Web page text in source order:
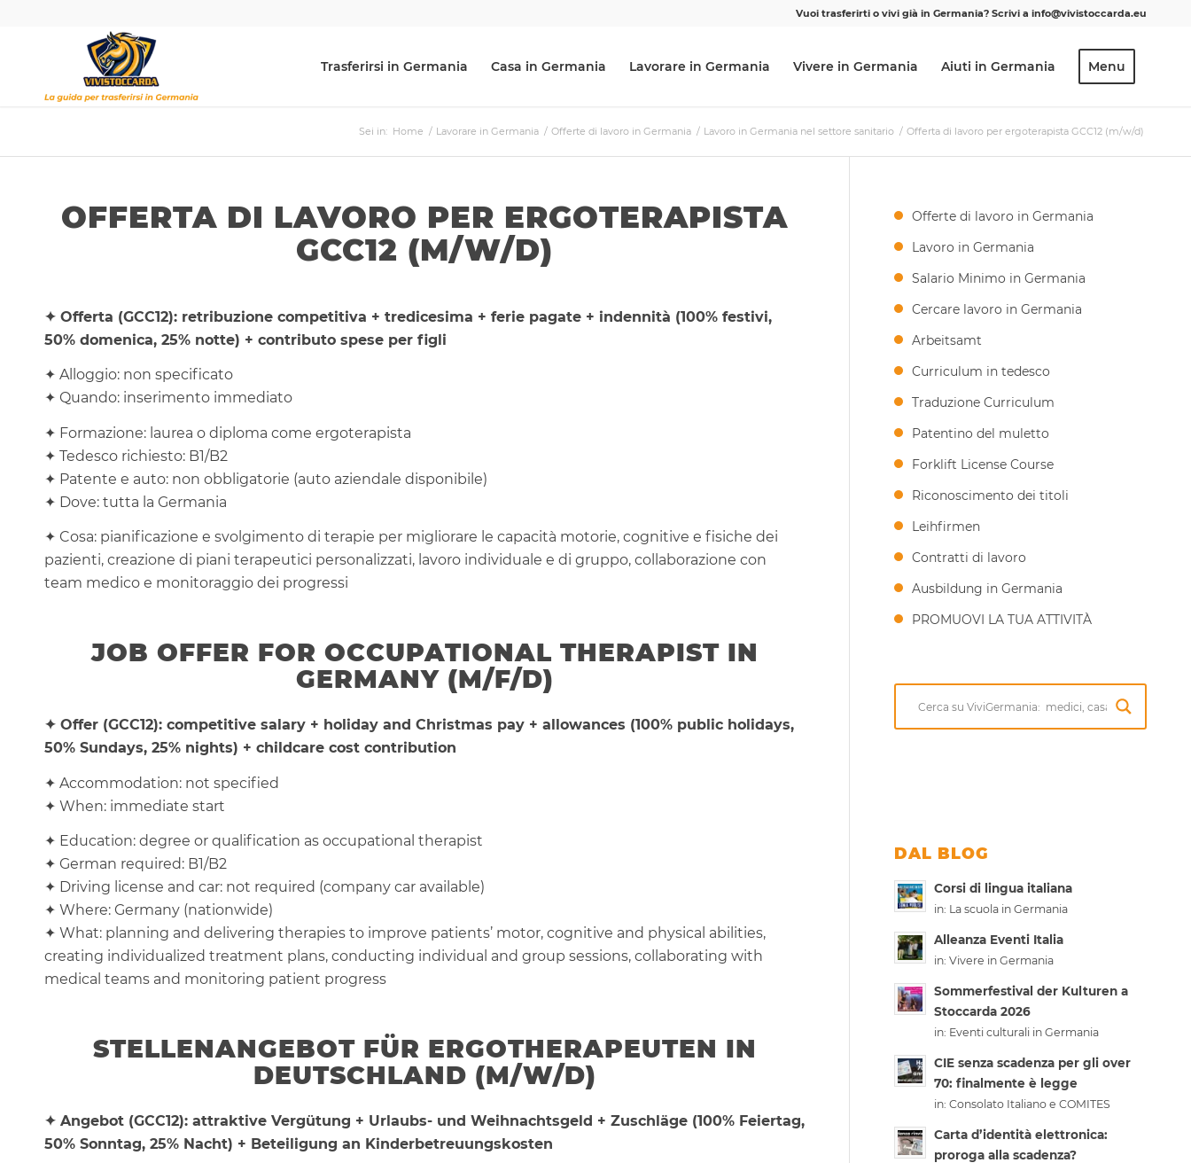
Vuoi trasferirti o vivi già in Germania? Scrivi a info@vivistoccarda.eu
Trasferirsi in Germania Casa in Germania Lavorare in Germania Vivere in Germania Aiuti in Germania Menu
Sei in: Home / Lavorare in Germania / Offerte di lavoro in Germania / Lavoro in Germania nel settore sanitario / Offerta di lavoro per ergoterapista GCC12 (m/w/d)
OFFERTA DI LAVORO PER ERGOTERAPISTA
GCC12 (M/W/D)
✦ Offerta (GCC12): retribuzione competitiva + tredicesima + ferie pagate + indennità (100% festivi,
50% domenica, 25% notte) + contributo spese per figli
✦ Alloggio: non specificato
✦ Quando: inserimento immediato
✦ Formazione: laurea o diploma come ergoterapista
✦ Tedesco richiesto: B1/B2
✦ Patente e auto: non obbligatorie (auto aziendale disponibile)
✦ Dove: tutta la Germania
✦ Cosa: pianificazione e svolgimento di terapie per migliorare le capacità motorie, cognitive e fisiche dei
pazienti, creazione di piani terapeutici personalizzati, lavoro individuale e di gruppo, collaborazione con
team medico e monitoraggio dei progressi
JOB OFFER FOR OCCUPATIONAL THERAPIST IN
GERMANY (M/F/D)
✦ Offer (GCC12): competitive salary + holiday and Christmas pay + allowances (100% public holidays,
50% Sundays, 25% nights) + childcare cost contribution
✦ Accommodation: not specified
✦ When: immediate start
✦ Education: degree or qualification as occupational therapist
✦ German required: B1/B2
✦ Driving license and car: not required (company car available)
✦ Where: Germany (nationwide)
✦ What: planning and delivering therapies to improve patients’ motor, cognitive and physical abilities,
creating individualized treatment plans, conducting individual and group sessions, collaborating with
medical teams and monitoring patient progress
STELLENANGEBOT FÜR ERGOTHERAPEUTEN IN
DEUTSCHLAND (M/W/D)
✦ Angebot (GCC12): attraktive Vergütung + Urlaubs- und Weihnachtsgeld + Zuschläge (100% Feiertag,
50% Sonntag, 25% Nacht) + Beteiligung an Kinderbetreuungskosten
Offerte di lavoro in Germania
Lavoro in Germania
Salario Minimo in Germania
Cercare lavoro in Germania
Arbeitsamt
Curriculum in tedesco
Traduzione Curriculum
Patentino del muletto
Forklift License Course
Riconoscimento dei titoli
Leihfirmen
Contratti di lavoro
Ausbildung in Germania
PROMUOVI LA TUA ATTIVITÀ
DAL BLOG
Corsi di lingua italiana
in: La scuola in Germania
Alleanza Eventi Italia
in:Vivere in Germania
Sommerfestival der Kulturen a
Stoccarda 2026
in: Eventi culturali in Germania
CIE senza scadenza per gli over
70: finalmente è legge
in:Consolato Italiano e COMITES
Carta d’identità elettronica:
proroga alla scadenza?